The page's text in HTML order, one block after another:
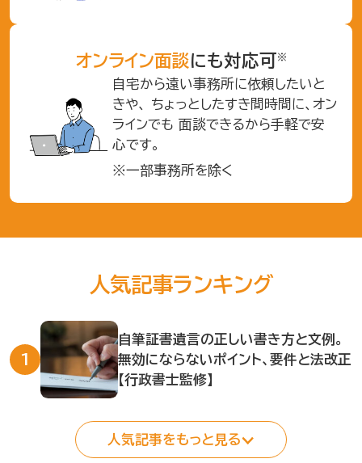
オンライン面談にも対応可 ※
自宅から遠い事務所に依頼したいと
きや、
ちょっとしたすき間時間に、オン
ラインでも 面談できるから手軽で安
心です。
※一部事務所を除く
人気記事ランキング
自筆証書遺言の正しい書き方と文例。
無効にならないポイント、要件と法改正
【行政書士監修】
人気記事をもっと見る